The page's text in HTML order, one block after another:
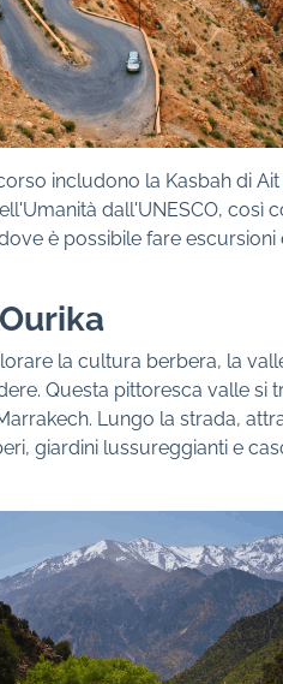
includono la Kasbah di
dall'UNESCO, così
è possibile fare escursioni
la cultura berbera, la
Questa pittoresca valle si
Lungo la strada,
giardini lussureggianti e